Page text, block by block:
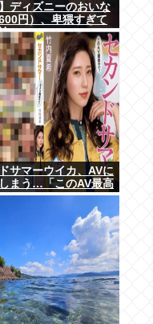
】ディズニーのおいな
円）、卑猥すぎて
www
サマーウイカ、AVに
まう…「このAV最高